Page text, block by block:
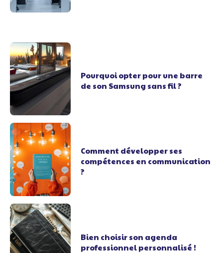
Pourquoi opter pour une barre
de son Samsung sans fil ?
Comment développer ses
compétences en communication
?
Bien choisir son agenda
professionnel personnalisé !